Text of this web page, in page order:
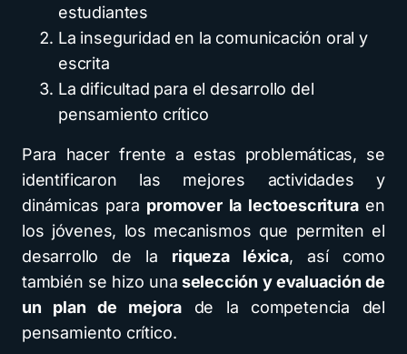
estudiantes
La inseguridad en la comunicación oral y
escrita
La dificultad para el desarrollo del
pensamiento crítico
Para hacer frente a estas problemáticas, se
identificaron las mejores actividades y
dinámicas para promover la lectoescrituraen
los jóvenes, los mecanismos que permiten el
desarrollo de la riqueza léxica, así como
también se hizo una selección y evaluación de
un plan de mejora de la competencia del
pensamiento crítico.